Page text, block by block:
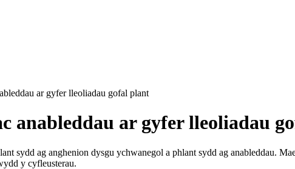
ar gyfer lleoliadau gofal plant
anableddau ar gyfer lleoliadau
sydd ag anghenion dysgu ychwanegol a phlant sydd ag anableddau.
y cyfleusterau.